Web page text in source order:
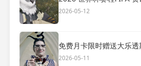
2026-05-12
免费月卡限时赠送大乐
2026-05-11